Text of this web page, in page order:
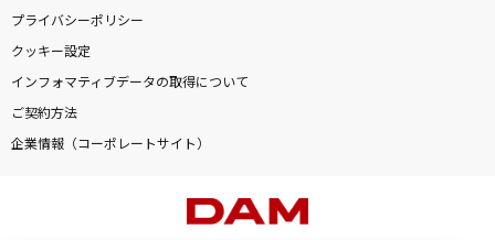
プライバシーポリシー
クッキー設定
インフォマティブデータの取得について
ご契約方法
企業情報（コーポレートサイト）